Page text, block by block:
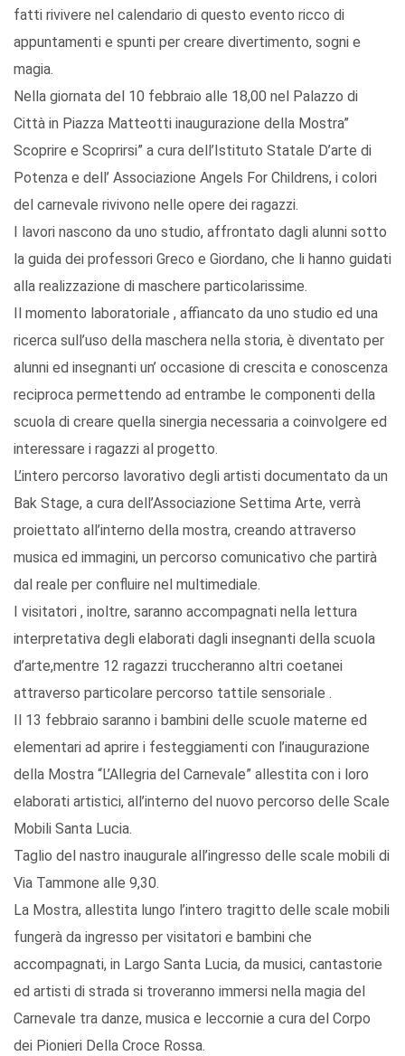
fatti rivivere nel calendario di questo evento ricco di
appuntamenti e spunti per creare divertimento, sogni e
magia.
Nella giornata del 10 febbraio alle 18,00 nel Palazzo di
Città in Piazza Matteotti inaugurazione della Mostra”
Scoprire e Scoprirsi” a cura dell’Istituto Statale D’arte di
Potenza e dell’ Associazione Angels For Childrens, i colori
del carnevale rivivono nelle opere dei ragazzi.
I lavori nascono da uno studio, affrontato dagli alunni sotto
la guida dei professori Greco e Giordano, che li hanno guidati
alla realizzazione di maschere particolarissime.
Il momento laboratoriale , affiancato da uno studio ed una
ricerca sull’uso della maschera nella storia, è diventato per
alunni ed insegnanti un’ occasione di crescita e conoscenza
reciproca permettendo ad entrambe le componenti della
scuola di creare quella sinergia necessaria a coinvolgere ed
interessare i ragazzi al progetto.
L’intero percorso lavorativo degli artisti documentato da un
Bak Stage, a cura dell’Associazione Settima Arte, verrà
proiettato all’interno della mostra, creando attraverso
musica ed immagini, un percorso comunicativo che partirà
dal reale per confluire nel multimediale.
I visitatori , inoltre, saranno accompagnati nella lettura
interpretativa degli elaborati dagli insegnanti della scuola
d’arte,mentre 12 ragazzi truccheranno altri coetanei
attraverso particolare percorso tattile sensoriale .
Il 13 febbraio saranno i bambini delle scuole materne ed
elementari ad aprire i festeggiamenti con l’inaugurazione
della Mostra “L’Allegria del Carnevale” allestita con i loro
elaborati artistici, all’interno del nuovo percorso delle Scale
Mobili Santa Lucia.
Taglio del nastro inaugurale all’ingresso delle scale mobili di
Via Tammone alle 9,30.
La Mostra, allestita lungo l’intero tragitto delle scale mobili
fungerà da ingresso per visitatori e bambini che
accompagnati, in Largo Santa Lucia, da musici, cantastorie
ed artisti di strada si troveranno immersi nella magia del
Carnevale tra danze, musica e leccornie a cura del Corpo
dei Pionieri Della Croce Rossa.